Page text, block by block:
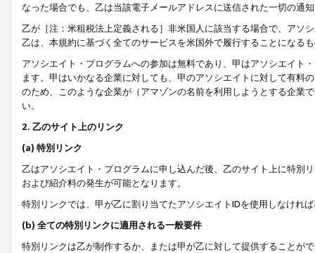
なった場合でも、乙は当該電子メールアドレスに送信された一切の通
乙が［注：米租税法上定義される］非米国人に該当する場合で、アソ
乙は、本規約に基づく全てのサービスを米国外で履行することになる
アソシエイト・プログラムへの参加は無料であり、甲はアソシエイト
ます。甲はいかなる企業に対しても、甲のアソシエイトに対して有料
のため、このような企業が（アマゾンの名前を利用しようとする企業
い。
2. 乙のサイト上のリンク
(a) 特別リンク
乙はアソシエイト・プログラムに申し込んだ後、乙のサイト上に特別
および紹介料の発生が可能となります。
特別リンクでは、甲が乙に割り当てたアソシエイトIDを使用しなけれ
(b) 全ての特別リンクに適用される一般要件
特別リンクは乙が制作するか、または甲が乙に対して提供することが